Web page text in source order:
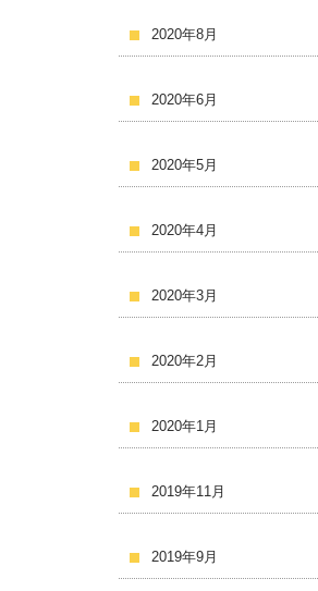
2020年8月
2020年6月
2020年5月
2020年4月
2020年3月
2020年2月
2020年1月
2019年11月
2019年9月